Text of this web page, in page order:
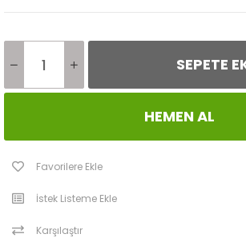
Favorilere Ekle
İstek Listeme Ekle
Karşılaştır